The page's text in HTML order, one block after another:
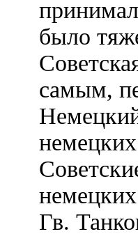
было
самым,
Гв.